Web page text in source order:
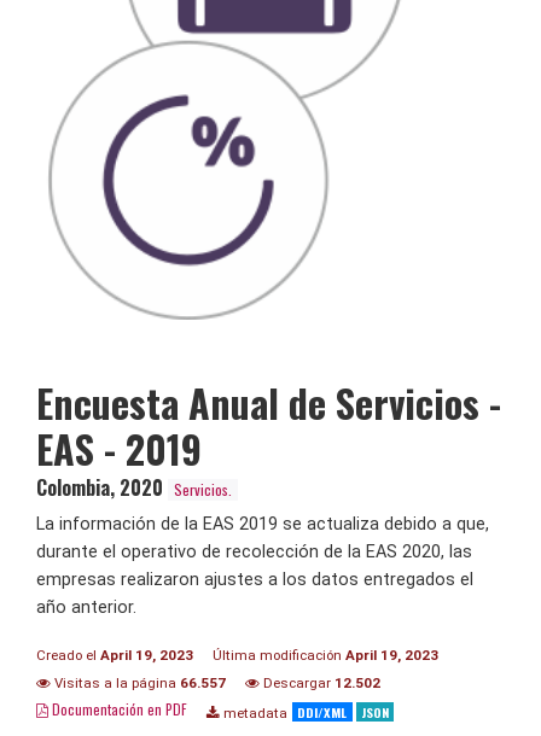
Encuesta Anual de Servicios -
EAS - 2019
Colombia, 2020 Servicios.
La información de la EAS 2019 se actualiza debido a que,
durante el operativo de recolección de la EAS 2020, las
empresas realizaron ajustes a los datos entregados el
año anterior.
Creado el April 19, 2023 Última modificación April 19, 2023
Visitas a la página 66.557 Descargar 12.502
Documentación en PDF metadata DDI/XML JSON